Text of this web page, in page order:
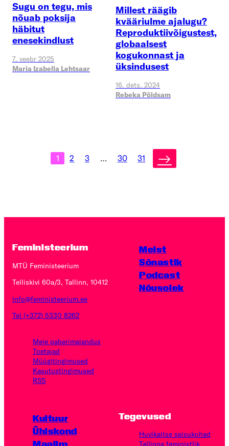
Sugu on tegu, mis
nõuab poksija
häbitut
enesekindlust
7. veebr 2025
Maria Izabella Lehtsaar
Millest räägib
kvääriulme ajalugu?
Reproduktiivõigustest,
globaalsest
kogukonnast ja
üksindusest
16. dets. 2024
Rebeka Põldsam
Postituste
1 2 3 … 30 31 →
Feministeerium
MTÜ Feministeerium
Telliskivi 60a/3, Tallinn, 10412
info@feministeerium.ee
Tel (+372) 5330 8262
Meie paberimajandus
Toetajad
Müügitingimused
Kasutus­tingimused
RSS
Meist
Sõnastik
Podcast
Nõusolek
Kultuur
Ühiskond
Maailm
Tegevused
Huvikaitse seisukohad
Tallinna feministlik